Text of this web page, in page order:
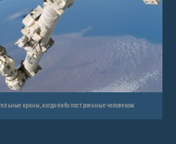
краны, когда-либо построенные человеком